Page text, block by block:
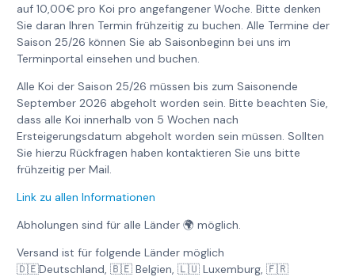
auf 10,00€ pro Koi pro angefangener Woche. Bitte denken
Sie daran Ihren Termin frühzeitig zu buchen. Alle Termine der
Saison 25/26 können Sie ab Saisonbeginn bei uns im
Terminportal einsehen und buchen.
Alle Koi der Saison 25/26 müssen bis zum Saisonende
September 2026 abgeholt worden sein. Bitte beachten Sie,
dass alle Koi innerhalb von 5 Wochen nach
Ersteigerungsdatum abgeholt worden sein müssen. Sollten
Sie hierzu Rückfragen haben kontaktieren Sie uns bitte
frühzeitig per Mail.
Link zu allen Informationen
Abholungen sind für alle Länder 🌍 möglich.
Versand ist für folgende Länder möglich
🇩🇪Deutschland, 🇧🇪 Belgien, 🇱🇺 Luxemburg, 🇫🇷